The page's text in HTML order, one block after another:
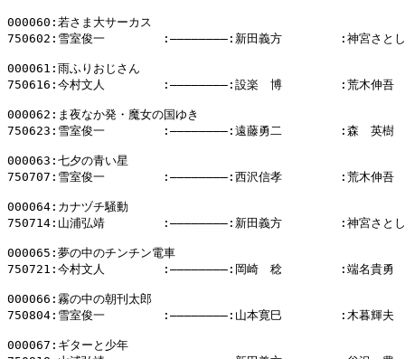
000060:若さま大サーカス
750602:雪室俊一        :――――――――:新田義方        :神宮さとし
000061:雨ふりおじさん
750616:今村文人        :――――――――:設楽　博        :荒木伸吾
000062:ま夜なか発・魔女の国ゆき
750623:雪室俊一        :――――――――:遠藤勇二        :森　英樹
000063:七夕の青い星
750707:雪室俊一        :――――――――:西沢信孝        :荒木伸吾
000064:カナヅチ騒動
750714:山浦弘靖        :――――――――:新田義方        :神宮さとし
000065:夢の中のチンチン電車
750721:今村文人        :――――――――:岡崎　稔        :端名貴勇
000066:霧の中の朝刊太郎
750804:雪室俊一        :――――――――:山本寛巳        :木暮輝夫
000067:ギターと少年